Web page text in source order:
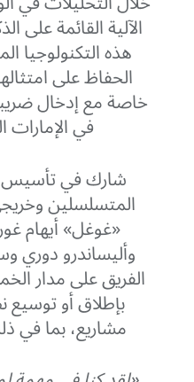
الآلية القائمة على
هذه التكنولوجيا
الحفاظ على
خاصة مع إدخال
في الإمارات
شارك في تأسيس
المتسلسلين
«غوغل» أيهام
وأليساندرو دوري
الفريق على مدار
بإطلاق أو توسيع
مشاريع، بما في